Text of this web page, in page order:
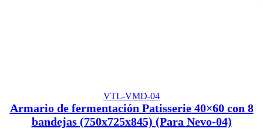
VTL-VMD-04
Armario de fermentación Patisserie 40×60 con 8
bandejas (750x725x845) (Para Nevo-04)